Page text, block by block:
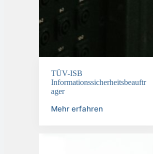
TÜV-ISB
Informationssicherheitsbeauftr